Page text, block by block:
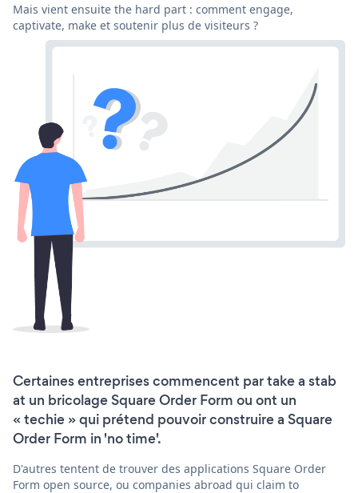
Mais vient ensuite the hard part : comment engage,
captivate, make et soutenir plus de visiteurs ?
Certaines entreprises commencent par take a stab
at un bricolage Square Order Form ou ont un
« techie » qui prétend pouvoir construire a Square
Order Form in 'no time'.
D'autres tentent de trouver des applications Square Order
Form open source, ou companies abroad qui claim to